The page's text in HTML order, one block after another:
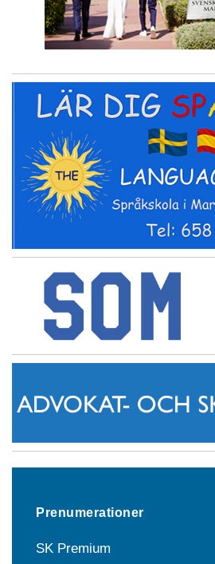
Prenumerationer
SK Premium